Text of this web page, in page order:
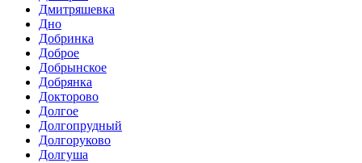
Дмитряшевка
Дно
Добринка
Доброе
Добрынское
Добрянка
Докторово
Долгое
Долгопрудный
Долгоруково
Долгуша